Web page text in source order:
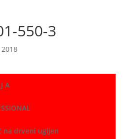
550-3
A
na drveni ugljen